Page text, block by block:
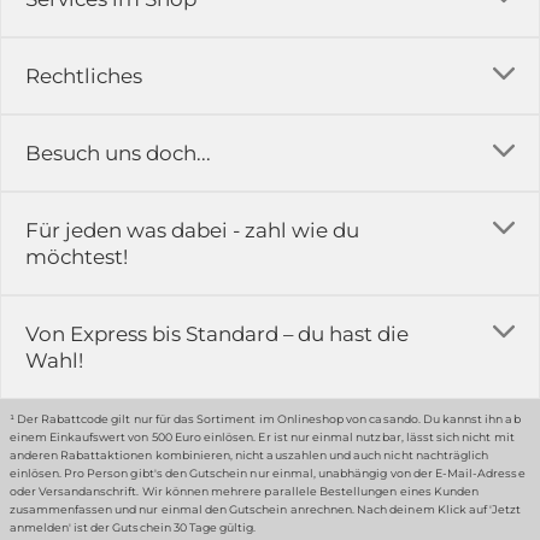
Rechtliches
Impressum
Rückgabe & Reklamation
Widerrufsrecht
Datenschutz-Einstellung
Erklärung zur Barrierefreiheit
Versandkosten
Erfahrungsberichte & Bewertungen
Kontakt
Karriere
Gewerbekunden
Grounding Page
Besuch uns doch...
in der Ausstellung...
51789 Lindlar
Hinweis:
… oder in unserem Fachmarkt
Für jeden was dabei - zahl wie du
möchtest!
Von Express bis Standard – du hast die
Wahl!
¹ Der Rabattcode gilt nur für das Sortiment im Onlineshop von casando. Du kannst ihn ab
einem Einkaufswert von 500 Euro einlösen. Er ist nur einmal nutzbar, lässt sich nicht mit
anderen Rabattaktionen kombinieren, nicht auszahlen und auch nicht nachträglich
einlösen. Pro Person gibt's den Gutschein nur einmal, unabhängig von der E-Mail-Adresse
oder Versandanschrift. Wir können mehrere parallele Bestellungen eines Kunden
zusammenfassen und nur einmal den Gutschein anrechnen. Nach deinem Klick auf 'Jetzt
anmelden' ist der Gutschein 30 Tage gültig.